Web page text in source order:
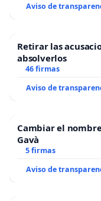
Aviso de
Retirar las
absolverlos
46 firmas
Aviso de
Cambiar el
Gavà
5 firmas
Aviso de